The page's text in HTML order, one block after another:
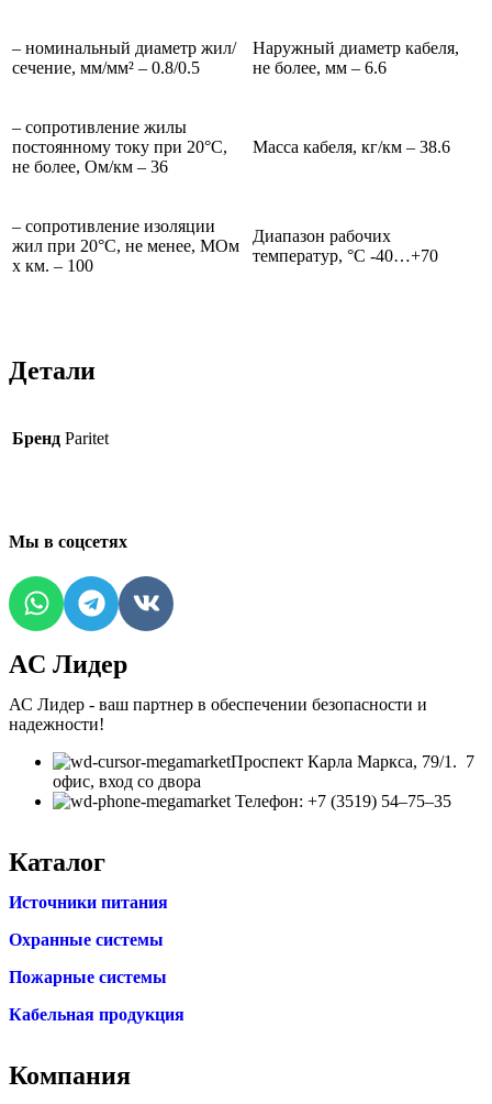
– номинальный диаметр жил/
сечение, мм/мм² – 0.8/0.5
Наружный диаметр кабеля,
не более, мм – 6.6
– сопротивление жилы
постоянному току при 20°С,
не более, Ом/км – 36
Масса кабеля, кг/км – 38.6
– сопротивление изоляции
жил при 20°C, не менее, МОм
х км. – 100
Диапазон рабочих
температур, °С -40…+70
Детали
Бренд Paritet
Мы в соцсетях
AC Лидер
АС Лидер - ваш партнер в обеспечении безопасности и
надежности!
​Проспект Карла Маркса, 79/1. 7
офис, вход со двора
Телефон: +7 (3519) 54‒75‒35
Каталог
Источники питания
Охранные системы
Пожарные системы
Кабельная продукция
Компания